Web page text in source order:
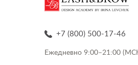
+7 (800) 500-17-46
Ежедневно 9:00–21:00